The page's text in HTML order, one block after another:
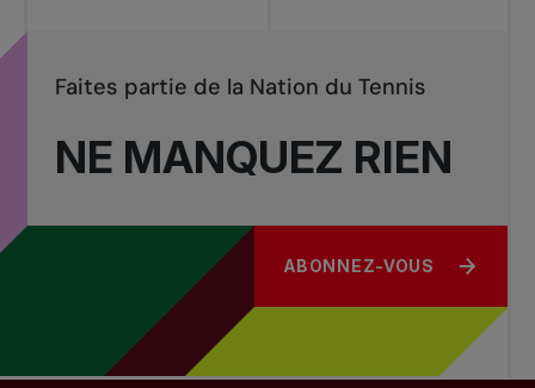
NE MANQUEZ RIEN
Faites partie de la Nation du Tennis
ABONNEZ-VOUS